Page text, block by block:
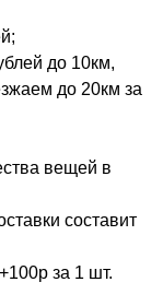
до 10км,
до 20км за
вещей в
составит
за 1 шт.